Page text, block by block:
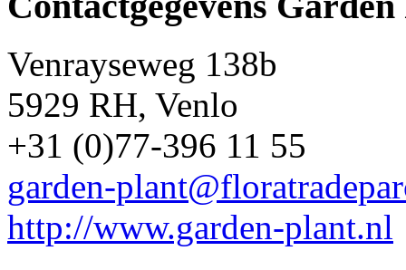
Venrayseweg 138b
5929 RH, Venlo
+31 (0)77-396 11 55
garden-
http://www.garden-plant.nl